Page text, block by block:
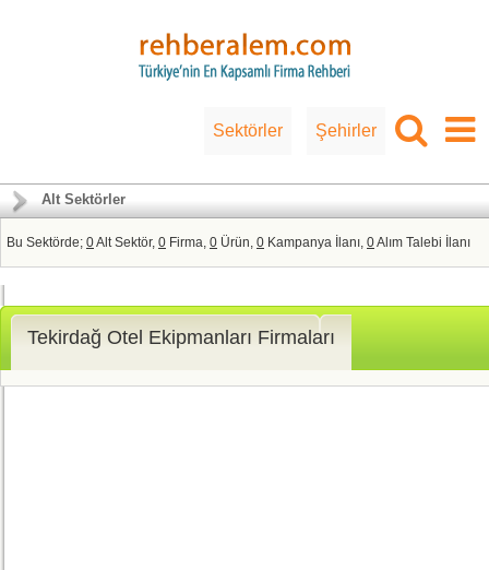
Sektörler Şehirler
Alt Sektörler
Bu Sektörde; 0Alt Sektör, 0 Firma, 0 Ürün, 0 Kampanya İlanı, 0Alım Talebi İlanı
Tekirdağ Otel Ekipmanları Firmaları